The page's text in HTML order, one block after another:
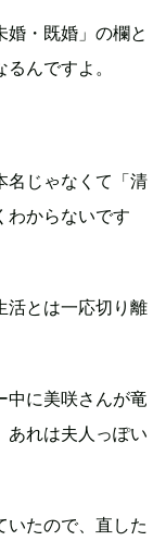
婚・既婚」の欄と
んですよ。
名じゃなくて「清
わからないです
活とは一応切り離
に美咲さんが竜
あれは夫人っぽい
たので、直した